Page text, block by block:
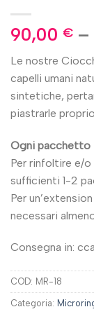
90,00 € –
Le nostre
capelli umani
sintetiche,
piastrarle
Ogni pacchetto
Per rinfoltire e/o
sufficienti 1-2
Per
necessari
Consegna in:
COD: MR-18
Categoria: